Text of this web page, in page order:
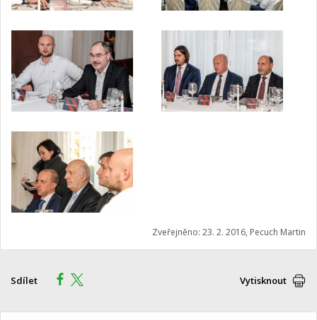
Zveřejněno: 23. 2. 2016, Pecuch Martin
Sdílet Vytisknout